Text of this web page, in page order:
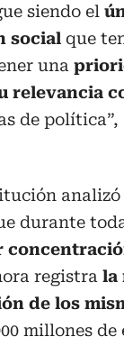
siendo el
social que
una
relevancia
de política”,
analizó
durante
registra la
de los
millones de